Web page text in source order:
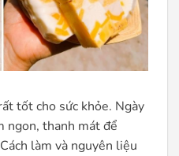
tốt cho sức khỏe. Ngày
ngon, thanh mát để
làm và nguyên liệu